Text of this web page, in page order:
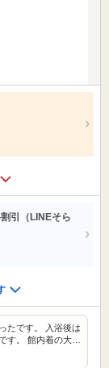
引（LINEそら
たです。 入浴後は
す。 館内着の大…